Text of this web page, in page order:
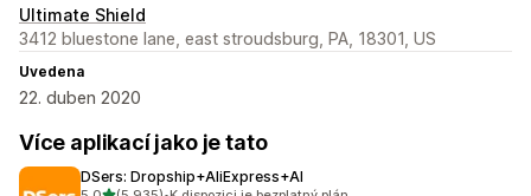
Ultimate Shield
3412 bluestone lane, east stroudsburg, PA, 18301, US
Uvedena
22. duben 2020
Více aplikací jako je tato
DSers: Dropship+AliExpress+AI